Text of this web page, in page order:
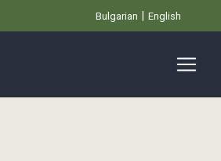
към
Bulgarian English